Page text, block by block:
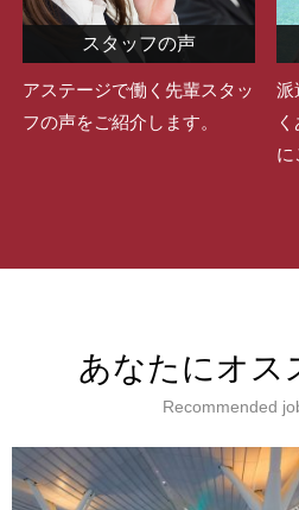
スタッフの声
アステージで働く先輩スタッ
フの声をご紹介します。
派
に
あなたにオス
Recommended